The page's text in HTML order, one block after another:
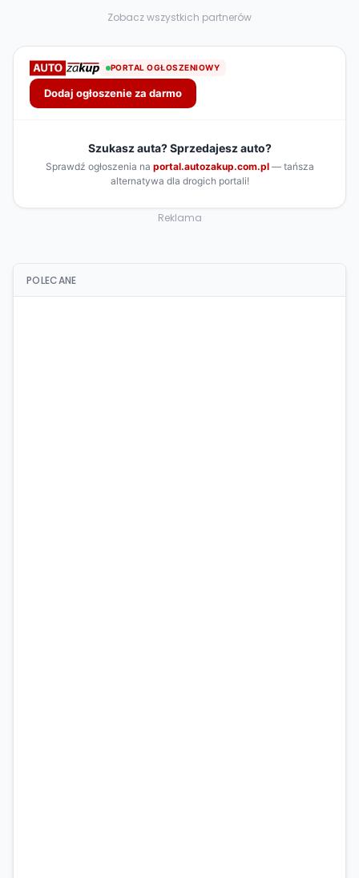
Zobacz wszystkich partnerów
Reklama
POLECANE